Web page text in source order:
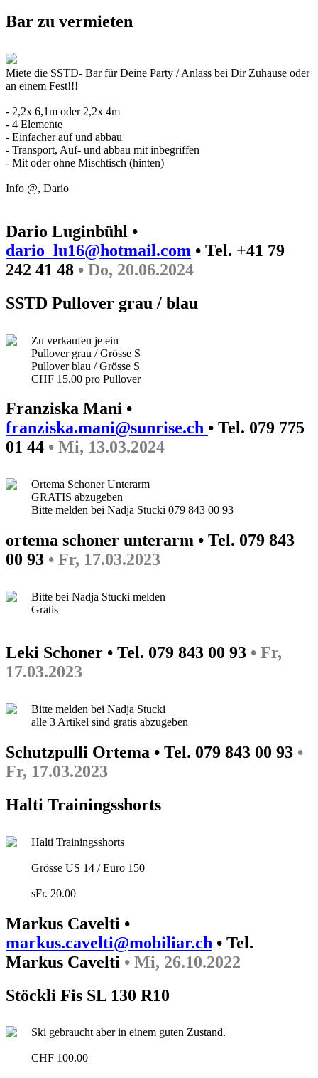
Bar zu vermieten
Miete die SSTD- Bar für Deine Party / Anlass bei Dir Zuhause oder
an einem Fest!!!
- 2,2x 6,1m oder 2,2x 4m
- 4 Elemente
- Einfacher auf und abbau
- Transport, Auf- und abbau mit inbegriffen
- Mit oder ohne Mischtisch (hinten)
Info @, Dario
Dario Luginbühl •
dario_lu16@hotmail.com • Tel. +41 79
242 41 48 • Do, 20.06.2024
SSTD Pullover grau / blau
Zu verkaufen je ein
Pullover grau / Grösse S
Pullover blau / Grösse S
CHF 15.00 pro Pullover
Franziska Mani •
franziska.mani@sunrise.ch • Tel. 079 775
01 44 • Mi, 13.03.2024
Ortema Schoner Unterarm
GRATIS abzugeben
Bitte melden bei Nadja Stucki 079 843 00 93
ortema schoner unterarm • Tel. 079 843
00 93 • Fr, 17.03.2023
Bitte bei Nadja Stucki melden
Gratis
Leki Schoner • Tel. 079 843 00 93 • Fr,
17.03.2023
Bitte melden bei Nadja Stucki
alle 3 Artikel sind gratis abzugeben
Schutzpulli Ortema • Tel. 079 843 00 93 •
Fr, 17.03.2023
Halti Trainingsshorts
Halti Trainingsshorts
Grösse US 14 / Euro 150
sFr. 20.00
Markus Cavelti •
markus.cavelti@mobiliar.ch • Tel.
Markus Cavelti • Mi, 26.10.2022
Stöckli Fis SL 130 R10
Ski gebraucht aber in einem guten Zustand.
CHF 100.00